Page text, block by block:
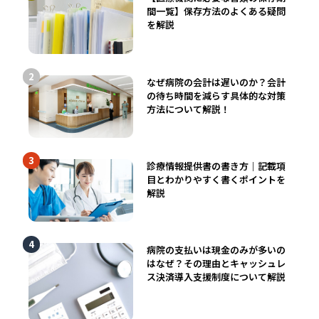
間一覧】保存方法のよくある疑問
を解説
なぜ病院の会計は遅いのか？会計
の待ち時間を減らす具体的な対策
方法について解説！
診療情報提供書の書き方｜記載項
目とわかりやすく書くポイントを
解説
病院の支払いは現金のみが多いの
はなぜ？その理由とキャッシュレ
ス決済導入支援制度について解説